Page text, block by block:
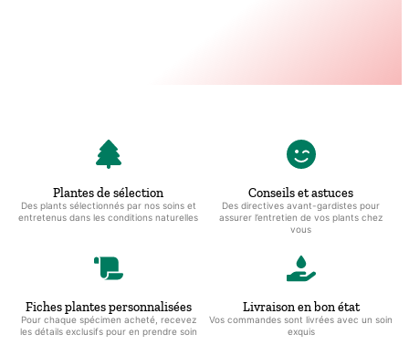
Plantes de sélection
Des plants sélectionnés par nos soins et
entretenus dans les conditions naturelles
Conseils et astuces
Des directives avant-gardistes pour
assurer l’entretien de vos plants chez
vous
Fiches plantes personnalisées
Pour chaque spécimen acheté, recevez
les détails exclusifs pour en prendre soin
Livraison en bon état
Vos commandes sont livrées avec un soin
exquis